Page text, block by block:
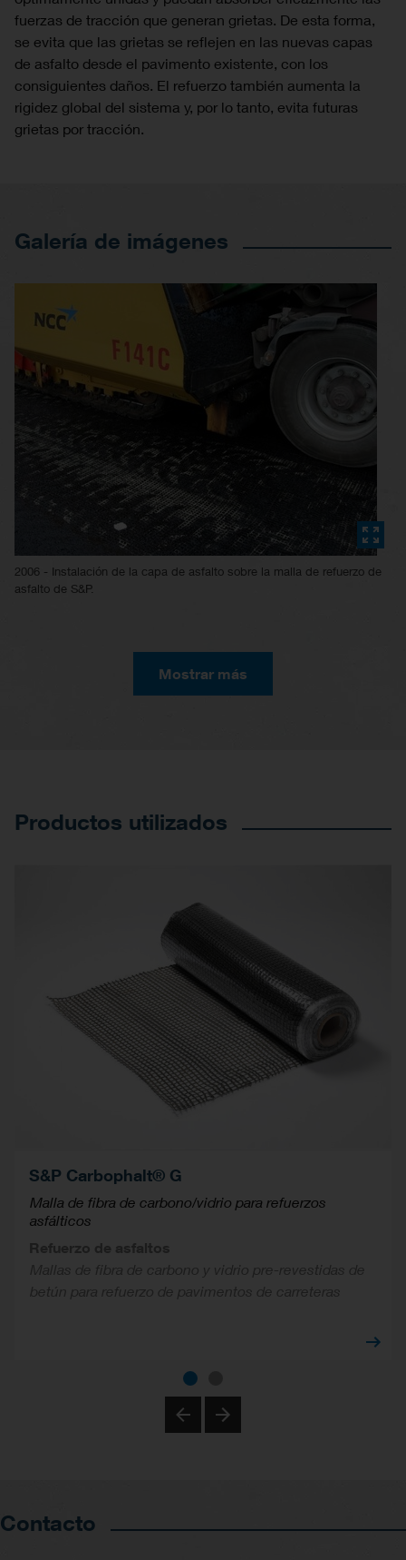
fuerzas de tracción que generan grietas. De esta forma,
se evita que las grietas se reflejen en las nuevas capas
de asfalto desde el pavimento existente, con los
consiguientes daños. El refuerzo también aumenta la
rigidez global del sistema y, por lo tanto, evita futuras
grietas por tracción.
Galería de imágenes
2006 - Instalación de la capa de asfalto sobre la malla de refuerzo de
asfalto de S&P.
Mostrar más
Productos utilizados
S&P Carbophalt® G
Malla de fibra de carbono/vidrio para refuerzos
asfálticos
Refuerzo de asfaltos
Mallas de fibra de carbono y vidrio pre-revestidas de
betún para refuerzo de pavimentos de carreteras
Contacto